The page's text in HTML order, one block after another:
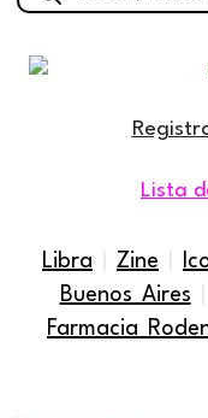
Lista
Libra Zine
Buenos Aires
Farmacia